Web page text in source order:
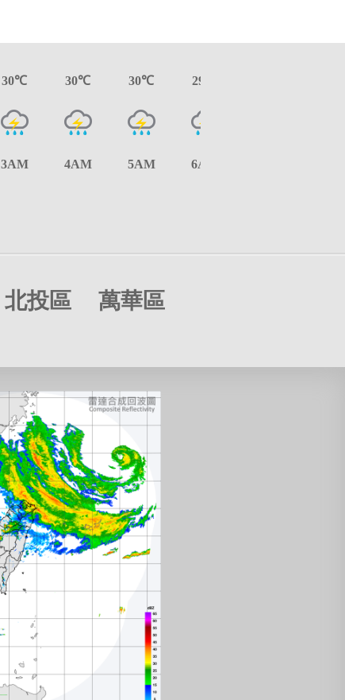
30℃
3AM
30℃
4AM
30℃
5AM
29℃
6AM
北投區
萬華區